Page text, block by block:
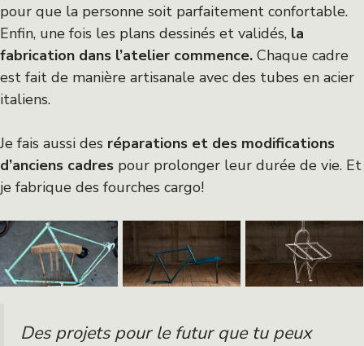
pour que la personne soit parfaitement confortable.
Enfin, une fois les plans dessinés et validés, la
fabrication dans l’atelier commence. Chaque cadre
est fait de manière artisanale avec des tubes en acier
italiens.
Je fais aussi des réparations et des modifications
d’anciens cadres pour prolonger leur durée de vie. Et
je fabrique des fourches cargo!
Des projets pour le futur que tu peux